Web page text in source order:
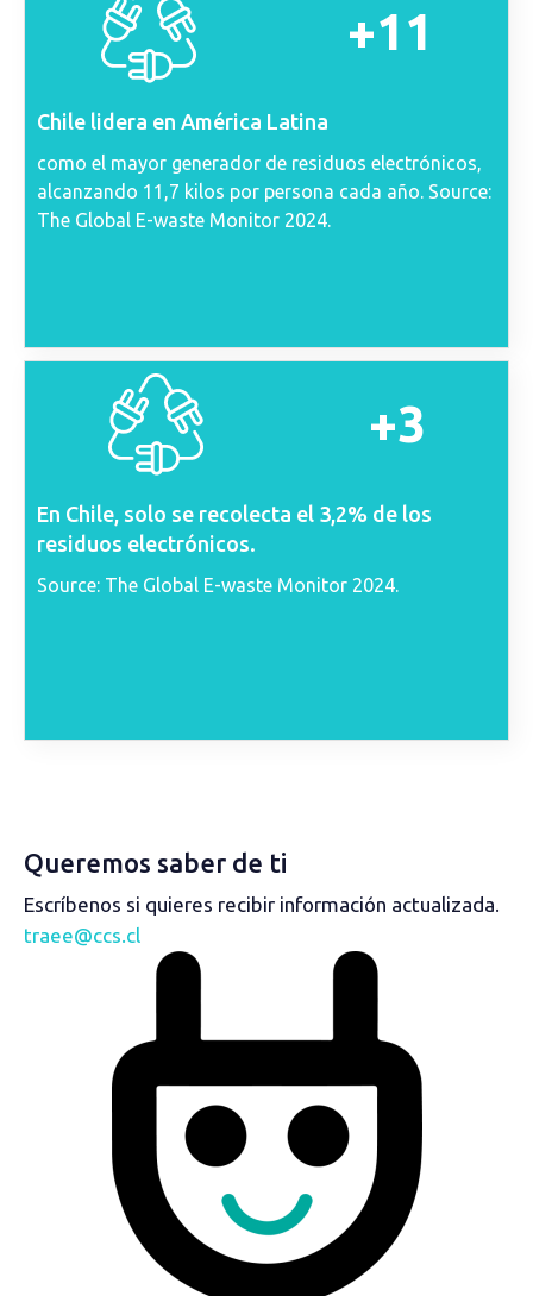
+11
Chile lidera en América Latina
como el mayor generador de residuos electrónicos,
alcanzando 11,7 kilos por persona cada año. Source:
The Global E-waste Monitor 2024.
+3
En Chile, solo se recolecta el 3,2% de los
residuos electrónicos.
Source: The Global E-waste Monitor 2024.
Queremos saber de ti
Escríbenos si quieres recibir información actualizada.
traee@ccs.cl